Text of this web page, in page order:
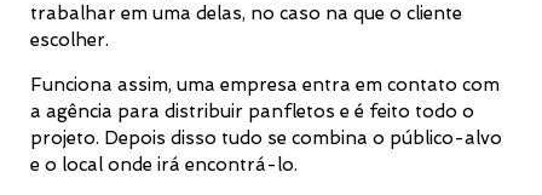
trabalhar em uma delas, no caso na que o cliente
escolher.
Funciona assim, uma empresa entra em contato com
a agência para distribuir panfletos e é feito todo o
projeto. Depois disso tudo se combina o público-alvo
e o local onde irá encontrá-lo.